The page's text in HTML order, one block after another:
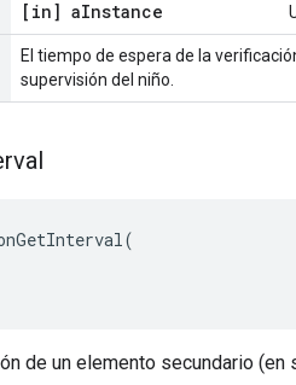
[in] aInstance
El tiempo de espera de la
supervisión del niño.
(
de un elemento secundario (en